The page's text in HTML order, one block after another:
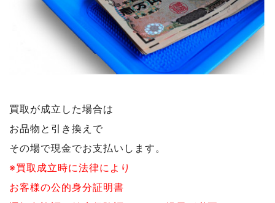
買取が成立した場合は
お品物と引き換えで
その場で現金でお支払いします。
※買取成立時に法律により
お客様の公的身分証明書